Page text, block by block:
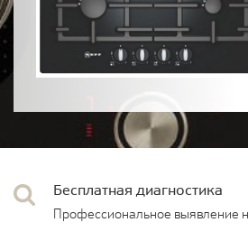
Бесплатная диагностика
Профессиональное выявление